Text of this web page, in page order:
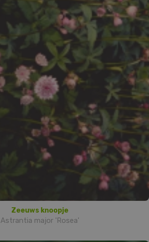
Zeeuws knoopje
Astrantia major 'Rosea'